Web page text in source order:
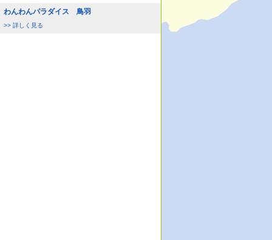
わんわんパラダイス 鳥羽
>> 詳しく見る